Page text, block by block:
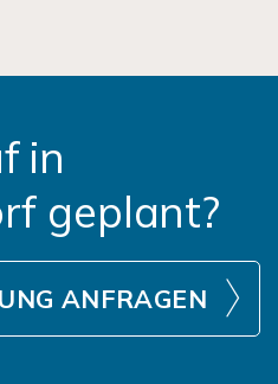
in
geplant?
ANFRAGEN